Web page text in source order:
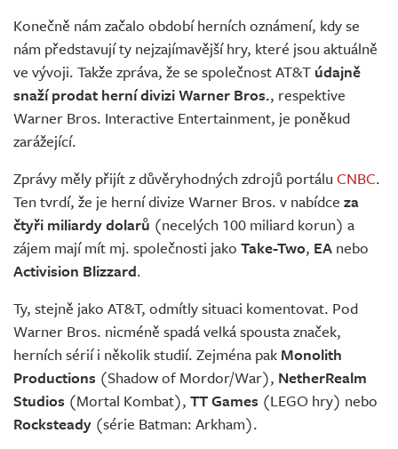
Živě
Konečně nám začalo období herních oznámení, kdy se
nám představují ty nejzajímavější hry, které jsou aktuálně
ve vývoji. Takže zpráva, že se společnost AT&T údajně
snaží prodat herní divizi Warner Bros., respektive
Warner Bros. Interactive Entertainment, je poněkud
zarážející.
Zprávy měly přijít z důvěryhodných zdrojů portálu CNBC.
Ten tvrdí, že je herní divize Warner Bros. v nabídce za
čtyři miliardy dolarů (necelých 100 miliard korun) a
zájem mají mít mj. společnosti jako Take-Two, EA nebo
Activision Blizzard.
Ty, stejně jako AT&T, odmítly situaci komentovat. Pod
Warner Bros. nicméně spadá velká spousta značek,
herních sérií i několik studií. Zejména pak Monolith
Productions (Shadow of Mordor/War), NetherRealm
Studios (Mortal Kombat), TT Games (LEGO hry) nebo
Rocksteady (série Batman: Arkham).